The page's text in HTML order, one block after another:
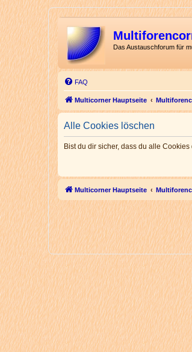
Das Austauschforum für
FAQ
Multicorner Hauptseite
Alle Cookies löschen
Bist du dir sicher, dass du alle
Multicorner Hauptseite